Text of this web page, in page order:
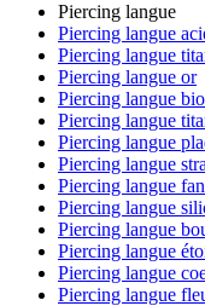
Piercing langue
Piercing langue
Piercing langue
Piercing langue or
Piercing langue
Piercing langue
Piercing langue
Piercing langue
Piercing langue
Piercing langue
Piercing langue
Piercing langue
Piercing langue
Piercing langue